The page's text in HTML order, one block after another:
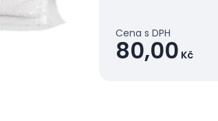
Cena s DPH
80,00 Kč